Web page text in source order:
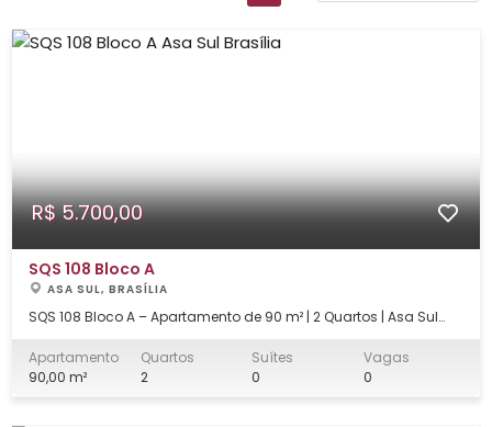
R$ 5.700,00
SQS 108 Bloco A
ASA SUL, BRASÍLIA
SQS 108 Bloco A – Apartamento de 90 m² | 2 Quartos | Asa Sul
funcionalidade e uma localização privilegiada. Situado em
uma quadra arborizada, o imóvel está a poucos minutos da
Apartamento
90,00 m²
Quartos
2
Suítes
0
Vagas
0